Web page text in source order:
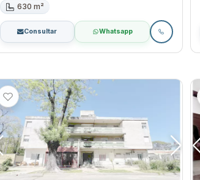
630 m²
Consultar Whatsapp